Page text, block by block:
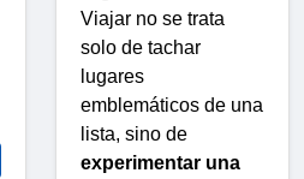
Viajar no se trata
solo de tachar
lugares
emblemáticos de una
lista, sino de
experimentar una